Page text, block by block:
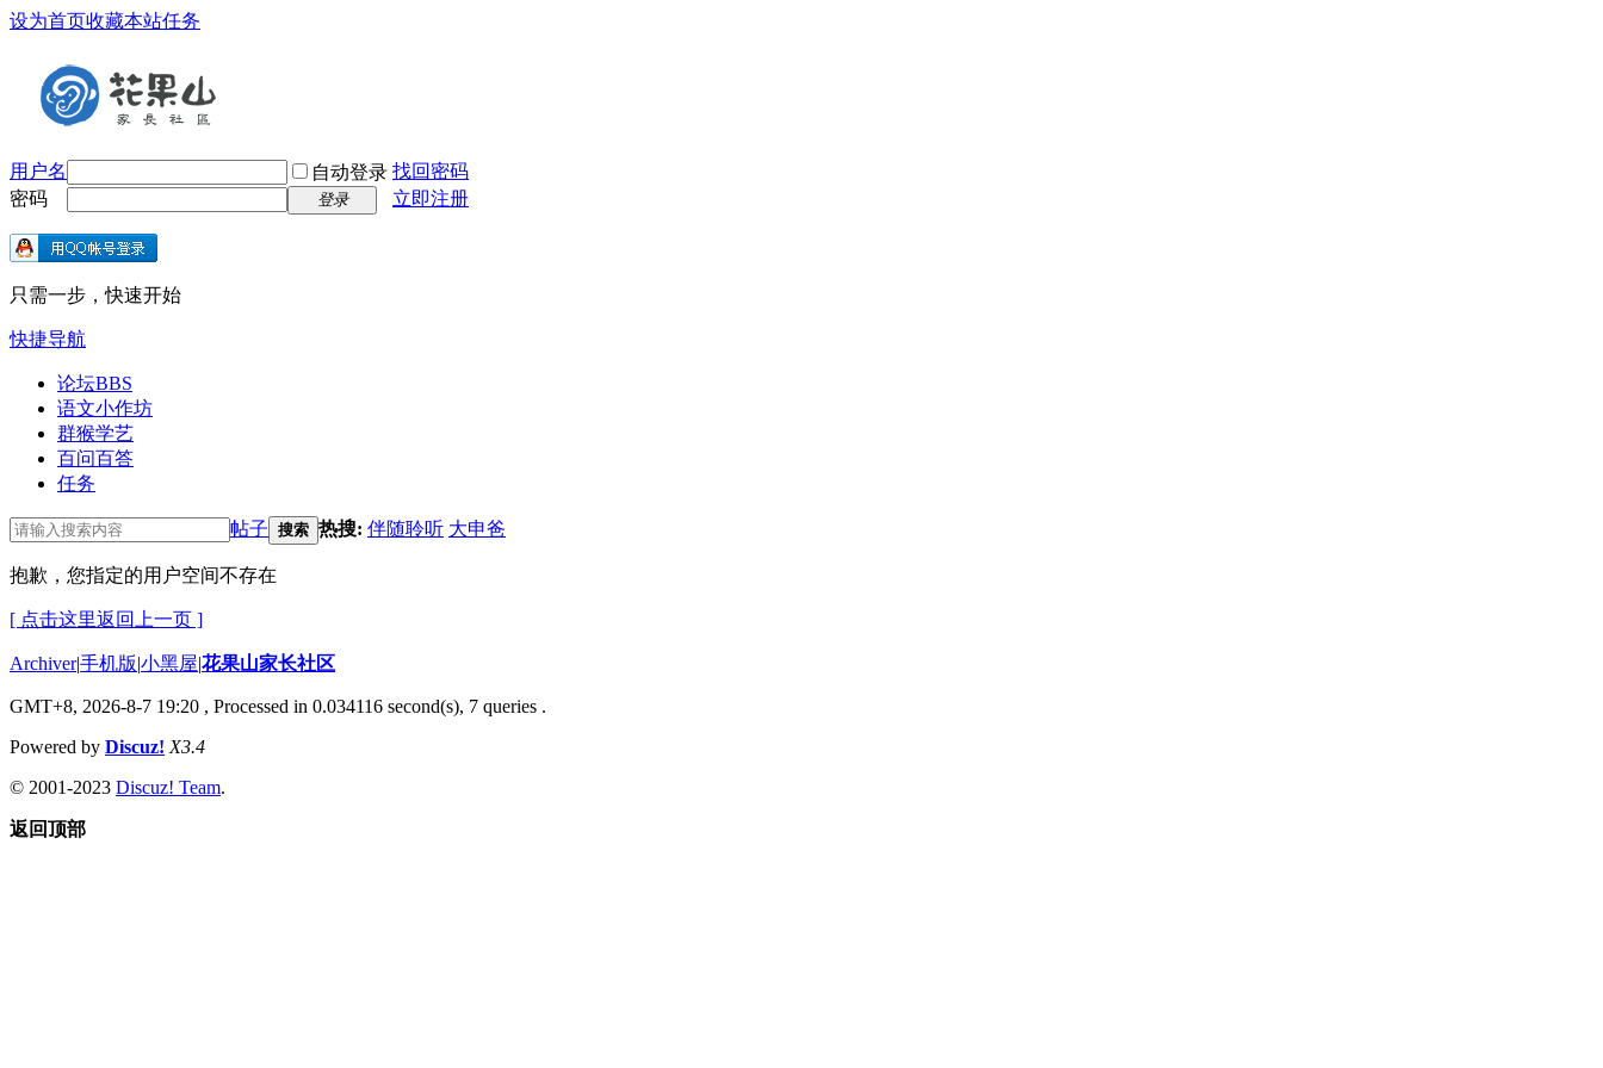
设为首页收藏本站任务
用户名 自动登录 找回密码
密码
登录 立即注册
只需一步，快速开始
快捷导航
论坛BBS
语文小作坊
群猴学艺
百问百答
任务
帖子 搜索 热搜: 伴随聆听 大申爸
抱歉，您指定的用户空间不存在
[ 点击这里返回上一页 ]
Archiver|手机版|小黑屋|花果山家长社区
GMT+8, 2026-8-7 19:20 , Processed in 0.034116 second(s), 7 queries .
Powered by Discuz! X3.4
© 2001-2023 Discuz! Team.
返回顶部